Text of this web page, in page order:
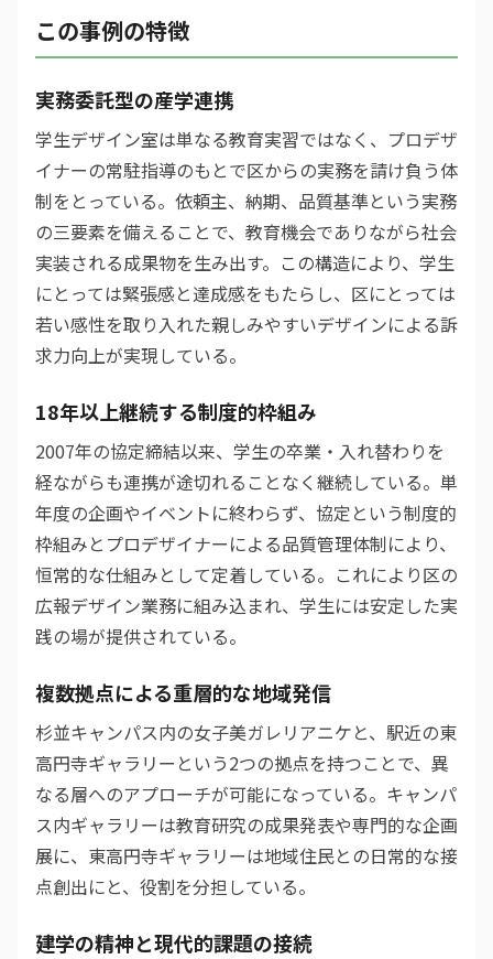
この事例の特徴
実務委託型の産学連携
学生デザイン室は単なる教育実習ではなく、プロデザ
イナーの常駐指導のもとで区からの実務を請け負う体
制をとっている。依頼主、納期、品質基準という実務
の三要素を備えることで、教育機会でありながら社会
実装される成果物を生み出す。この構造により、学生
にとっては緊張感と達成感をもたらし、区にとっては
若い感性を取り入れた親しみやすいデザインによる訴
求力向上が実現している。
18年以上継続する制度的枠組み
2007年の協定締結以来、学生の卒業・入れ替わりを
経ながらも連携が途切れることなく継続している。単
年度の企画やイベントに終わらず、協定という制度的
枠組みとプロデザイナーによる品質管理体制により、
恒常的な仕組みとして定着している。これにより区の
広報デザイン業務に組み込まれ、学生には安定した実
践の場が提供されている。
複数拠点による重層的な地域発信
杉並キャンパス内の女子美ガレリアニケと、駅近の東
高円寺ギャラリーという2つの拠点を持つことで、異
なる層へのアプローチが可能になっている。キャンパ
ス内ギャラリーは教育研究の成果発表や専門的な企画
展に、東高円寺ギャラリーは地域住民との日常的な接
点創出にと、役割を分担している。
建学の精神と現代的課題の接続